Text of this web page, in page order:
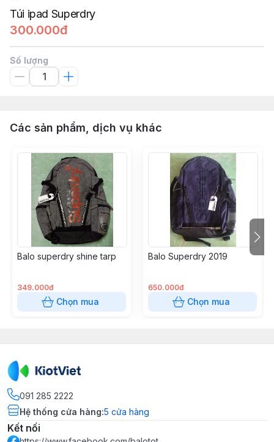
Túi ipad Superdry
300.000đ
Số lượng
Các sản phẩm, dịch vụ khác
Balo superdry shine tarp
349.000đ
Chọn mua
Balo Superdry 2019
650.000đ
Chọn mua
091 285 2222
Hệ thống cửa hàng:5 cửa hàng
Kết nối